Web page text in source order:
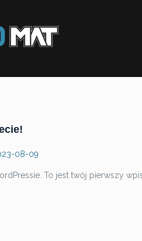
08-09
To jest twój pierwszy